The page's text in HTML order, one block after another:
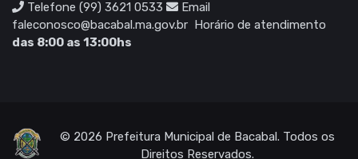
Telefone (99) 3621 0533
Email
faleconosco@bacabal.ma.gov.br
Horário de atendimento
das 8:00 as 13:00hs
© 2026 Prefeitura Municipal de Bacabal. Todos os
Direitos Reservados.